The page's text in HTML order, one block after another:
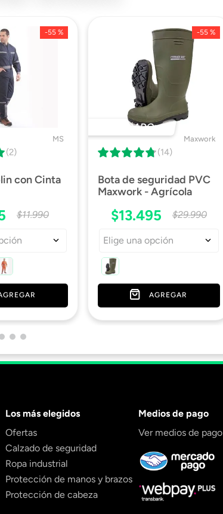
-55 %
MS
(2)
con Cinta
$11.990
-55 %
DESTACADO 🔥
Maxwork
(14)
Bota de seguridad PVC
Maxwork - Agrícola
$13.495 $29.990
Elige una opción
AGREGAR
Los más elegidos
Ofertas
Calzado de seguridad
Ropa industrial
Protección de manos y brazos
Protección de cabeza
Medios de pago
Ver medios de pago